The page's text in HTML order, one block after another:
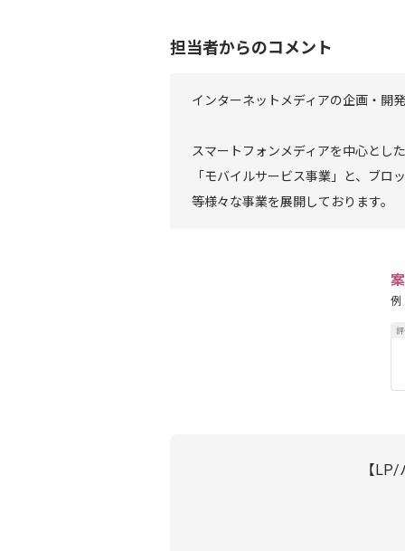
担当者からのコメント
インターネットメディアの企画・開
スマートフォンメディアを中心とし
「モバイルサービス事業」と、ブ
等様々な事業を展開しております。
例
【